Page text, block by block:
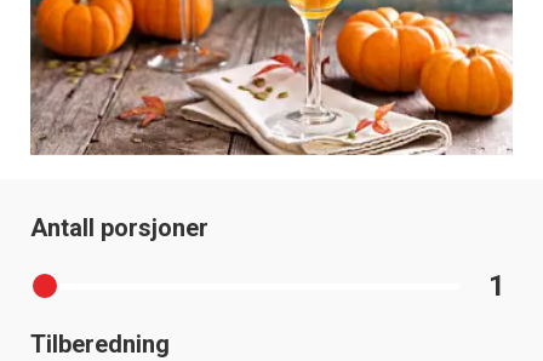
Antall porsjoner
1
Tilberedning